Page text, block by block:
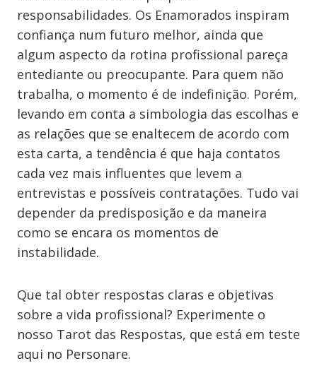
responsabilidades. Os Enamorados inspiram
confiança num futuro melhor, ainda que
algum aspecto da rotina profissional pareça
entediante ou preocupante. Para quem não
trabalha, o momento é de indefinição. Porém,
levando em conta a simbologia das escolhas e
as relações que se enaltecem de acordo com
esta carta, a tendência é que haja contatos
cada vez mais influentes que levem a
entrevistas e possíveis contratações. Tudo vai
depender da predisposição e da maneira
como se encara os momentos de
instabilidade.
Que tal obter respostas claras e objetivas
sobre a vida profissional? Experimente o
nosso Tarot das Respostas, que está em teste
aqui no Personare.